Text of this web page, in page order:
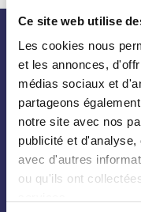
Ce site web utilise
Les cookies nous
et les annonces,
médias sociaux et
partageons
notre site avec nos
publicité et
avec d'autres
ou qu'ils ont
nos
Toutes les plantes
Arbres
Arbustes